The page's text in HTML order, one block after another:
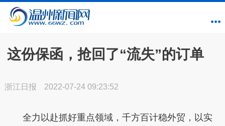
这份保函，抢回了“流失”的订单
浙江日报 2022-07-24 09:23:52
全力以赴抓好重点领域，千方百计稳外贸，以实